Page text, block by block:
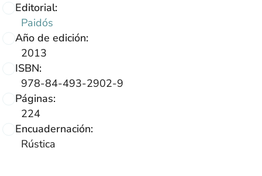
Editorial:
Paidós
Año de edición:
2013
ISBN:
978-84-493-2902-9
Páginas:
224
Encuadernación:
Rústica